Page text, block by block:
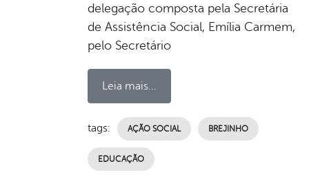
delegação composta pela Secretária
de Assistência Social, Emília Carmem,
pelo Secretário
Leia mais...
tags: AÇÃO SOCIAL BREJINHO
EDUCAÇÃO